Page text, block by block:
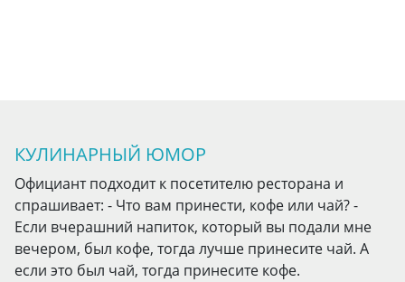
КУЛИНАРНЫЙ ЮМОР
Официант подходит к посетителю ресторана и
спрашивает: - Что вам принести, кофе или чай? -
Если вчерашний напиток, который вы подали мне
вечером, был кофе, тогда лучше принесите чай. А
если это был чай, тогда принесите кофе.